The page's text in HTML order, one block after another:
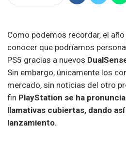
Como podemos recordar, el
conocer que podríamos
PS5 gracias a nuevos
Sin embargo, únicamente los
mercado, sin noticias del otro
fin PlayStation se ha
llamativas cubiertas, dando
lanzamiento.